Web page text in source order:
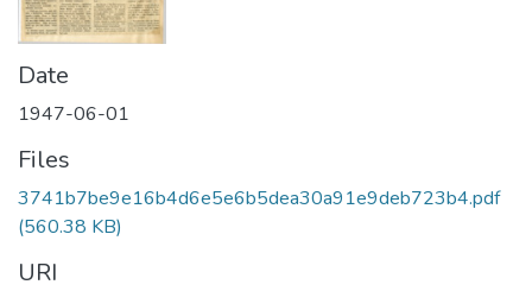
Date
1947-06-01
Files
3741b7be9e16b4d6e5e6b5dea30a91e9deb723b4.pdf
(560.38 KB)
URI